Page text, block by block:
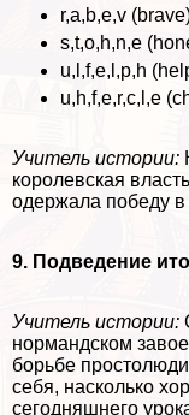
r,a,b,e,v
s,t,o,h,n,e
u,l,f,e,l,p,h
u,h,f,e,r,c,l,e
Учитель истории:
королевская
одержала победу
9. Подведение
Учитель истории:
нормaндском
борьбе
себя, насколько
сегодняшнего